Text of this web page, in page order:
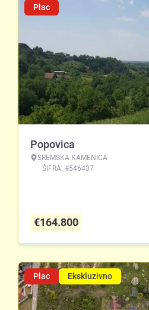
Plac
Popovica
SREMSKA KAMENICA
ŠIFRA: #546437
€164.800
Plac Ekskluzivno